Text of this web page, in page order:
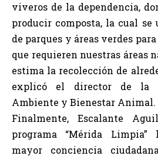
viveros de la dependencia,
producir composta, la cual
de parques y áreas verdes
que requieren nuestras áreas
estima la recolección de
explicó el director de la
Ambiente y Bienestar Animal.
Finalmente, Escalante
programa “Mérida
mayor conciencia